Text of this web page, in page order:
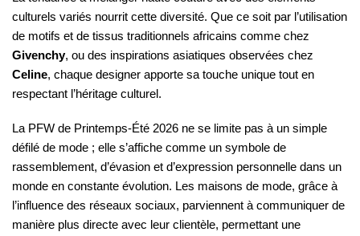
culturels variés nourrit cette diversité. Que ce soit par l’utilisation
de motifs et de tissus traditionnels africains comme chez
Givenchy, ou des inspirations asiatiques observées chez
Celine, chaque designer apporte sa touche unique tout en
respectant l’héritage culturel.
La PFW de Printemps-Été 2026 ne se limite pas à un simple
défilé de mode ; elle s’affiche comme un symbole de
rassemblement, d’évasion et d’expression personnelle dans un
monde en constante évolution. Les maisons de mode, grâce à
l’influence des réseaux sociaux, parviennent à communiquer de
manière plus directe avec leur clientèle, permettant une